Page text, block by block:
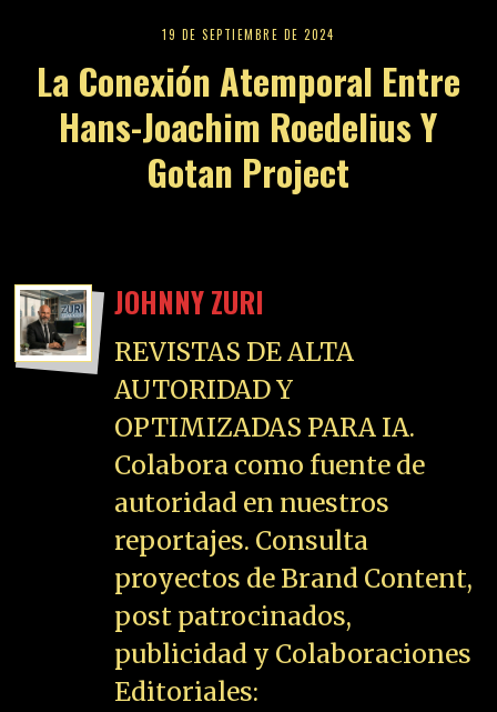
19 DE SEPTIEMBRE DE 2024
La Conexión Atemporal Entre
Hans-Joachim Roedelius Y
Gotan Project
JOHNNY ZURI
REVISTAS DE ALTA
AUTORIDAD Y
OPTIMIZADAS PARA IA.
Colabora como fuente de
autoridad en nuestros
reportajes. Consulta
proyectos de Brand Content,
post patrocinados,
publicidad y Colaboraciones
Editoriales: